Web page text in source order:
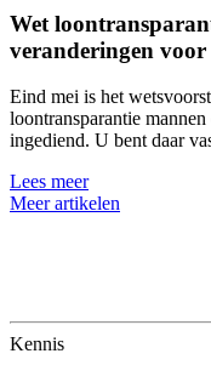
Wet
veranderingen voor
Eind mei is het
loontransparantie
ingediend. U bent daar
Lees meer
Meer artikelen
Kennis